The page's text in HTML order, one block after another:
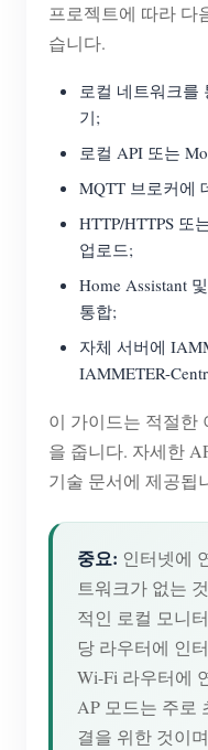
프로젝트에 따라 다
습니다.
로컬 네트워크를
기;
로컬 API 또는
MQTT 브로커에
HTTP/HTTPS 또
업로드;
Home Assistant
통합;
자체 서버에
IAMMETER-
이 가이드는 적절한
을 줍니다. 자세한
기술 문서에 제공됩
중요: 인터넷에
트워크가 없는
적인 로컬 모니
당 라우터에 인
Wi-Fi 라우터에
AP 모드는 주로
결을 위한 것이